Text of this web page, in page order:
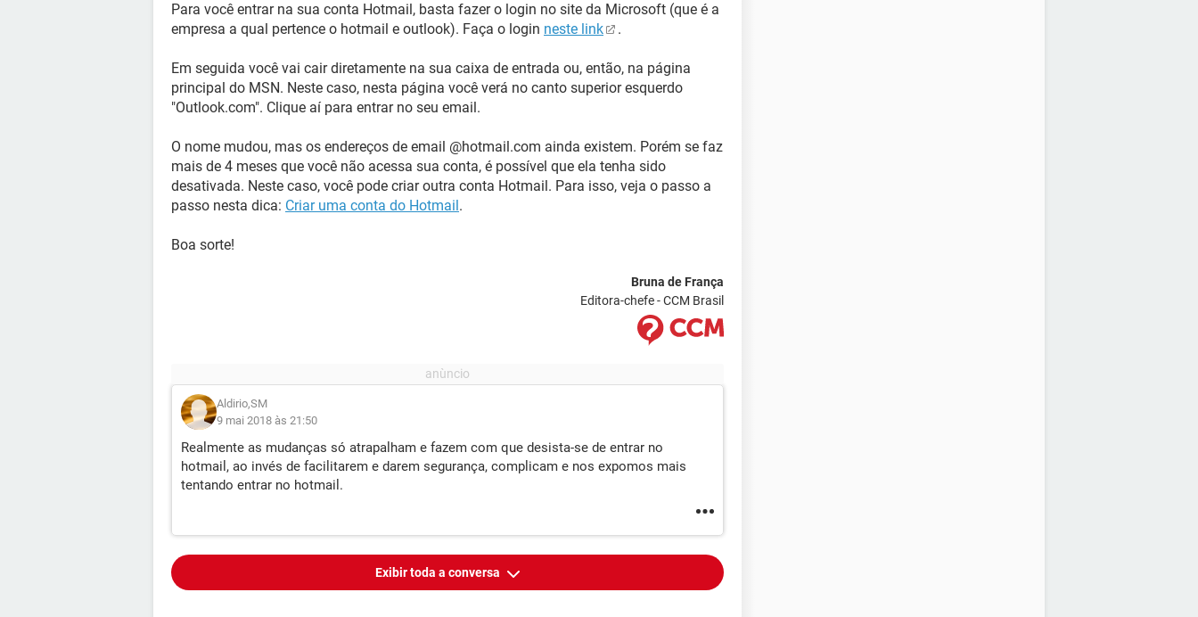
Para você entrar na sua conta Hotmail, basta fazer o login no site da Microsoft (que é a
empresa a qual pertence o hotmail e outlook). Faça o login neste link .
Em seguida você vai cair diretamente na sua caixa de entrada ou, então, na página
principal do MSN. Neste caso, nesta página você verá no canto superior esquerdo
"Outlook.com". Clique aí para entrar no seu email.
O nome mudou, mas os endereços de email @hotmail.com ainda existem. Porém se faz
mais de 4 meses que você não acessa sua conta, é possível que ela tenha sido
desativada. Neste caso, você pode criar outra conta Hotmail. Para isso, veja o passo a
passo nesta dica: Criar uma conta do Hotmail .
Boa sorte!
Bruna de França
Editora-chefe - CCM Brasil
Aldirio,SM
9 mai 2018 às 21:50
Realmente as mudanças só atrapalham e fazem com que desista-se de entrar no
hotmail, ao invés de facilitarem e darem segurança, complicam e nos expomos mais
tentando entrar no hotmail.
Exibir toda a conversa